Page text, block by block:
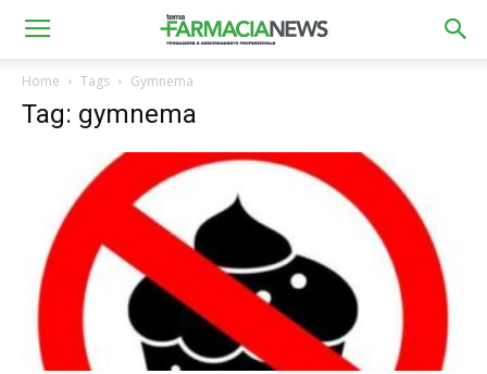
Home Tags Gymnema
Tag: gymnema